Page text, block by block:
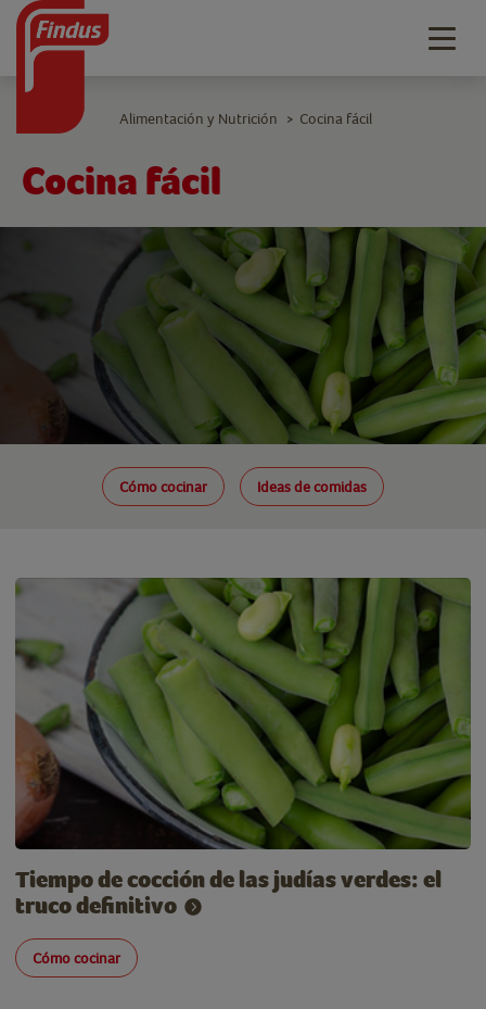
Cocina fácil
Cómo cocinar Ideas de comidas
Alimentación y Nutrición > Cocina fácil
Tiempo de cocción de las judías verdes: el
truco definitivo
Cómo cocinar